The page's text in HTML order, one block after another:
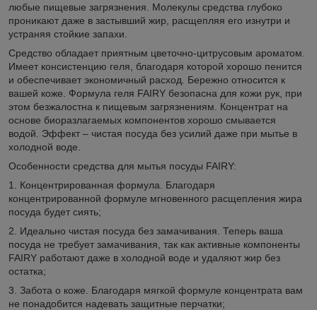
любые пищевые загрязнения. Молекулы средства глубоко
проникают даже в застывший жир, расщепляя его изнутри и
устраняя стойкие запахи.
Средство обладает приятным цветочно-цитрусовым ароматом.
Имеет консистенцию геля, благодаря которой хорошо пенится
и обеспечивает экономичный расход. Бережно относится к
вашей коже. Формула геля FAIRY безопасна для кожи рук, при
этом безжалостна к пищевым загрязнениям. Концентрат на
основе биоразлагаемых компонентов хорошо смывается
водой. Эффект – чистая посуда без усилий даже при мытье в
холодной воде.
Особенности средства для мытья посуды FAIRY:
1. Концентрированная формула. Благодаря
концентрированной формуле мгновенного расщепления жира
посуда будет сиять;
2. Идеально чистая посуда без замачивания. Теперь ваша
посуда не требует замачивания, так как активные компоненты
FAIRY работают даже в холодной воде и удаляют жир без
остатка;
3. Забота о коже. Благодаря мягкой формуле концентрата вам
не понадобится надевать защитные перчатки;